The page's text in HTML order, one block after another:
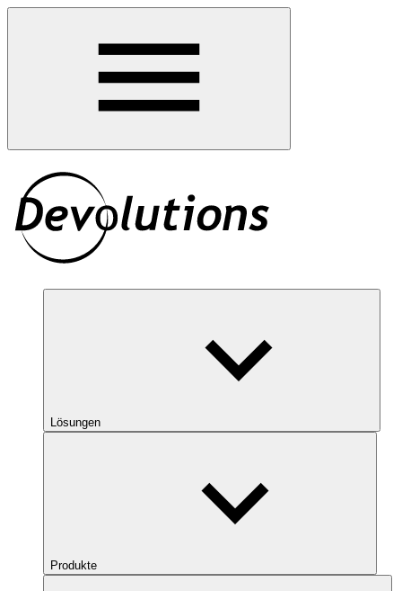
Lösungen
Produkte